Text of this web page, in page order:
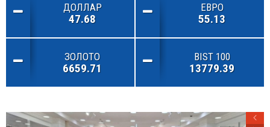
ДОЛЛАР
47.68
ЕВРО
55.13
ЗОЛОТО
6659.71
BIST 100
13779.39